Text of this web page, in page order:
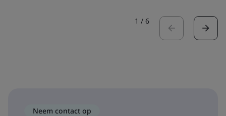
1 / 6
Neem contact op